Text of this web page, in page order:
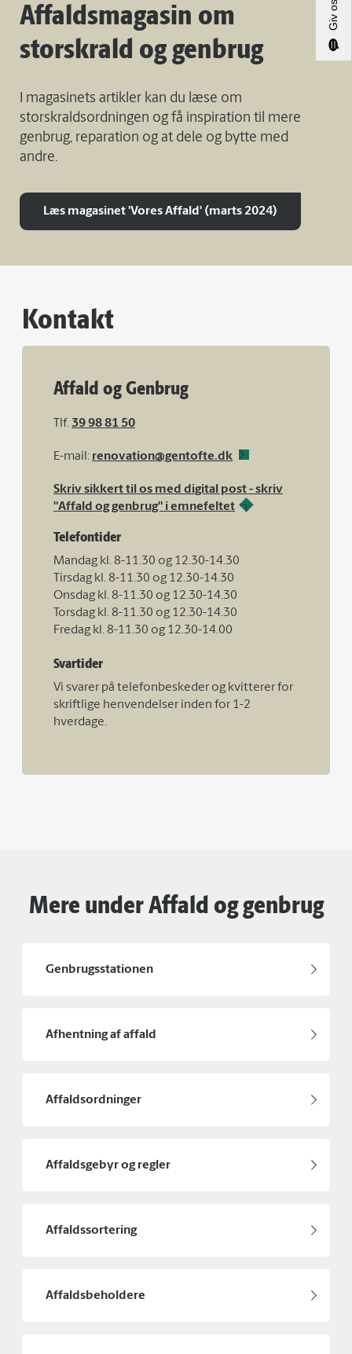
Affaldsmagasin om
storskrald og genbrug
I magasinets artikler kan du læse om
storskraldsordningen og få inspiration til mere
genbrug, reparation og at dele og bytte med
andre.
Læs magasinet 'Vores Affald' (marts 2024)
Kontakt
Affald og Genbrug
Tlf. 39 98 81 50
E-mail: renovation@gentofte.dk
Skriv sikkert til os med digital post - skriv
"Affald og genbrug" i emnefeltet
Telefontider
Mandag kl. 8-11.30 og 12.30-14.30
Tirsdag kl. 8-11.30 og 12.30-14.30
Onsdag kl. 8-11.30 og 12.30-14.30
Torsdag kl. 8-11.30 og 12.30-14.30
Fredag kl. 8-11.30 og 12.30-14.00
Svartider
Vi svarer på telefonbeskeder og kvitterer for
skriftlige henvendelser inden for 1-2
hverdage.
Mere under Affald og genbrug
Genbrugsstationen
Afhentning af affald
Affaldsordninger
Affaldsgebyr og regler
Affaldssortering
Affaldsbeholdere